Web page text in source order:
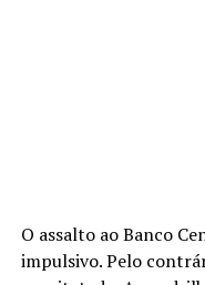
O assalto ao Banco
impulsivo. Pelo